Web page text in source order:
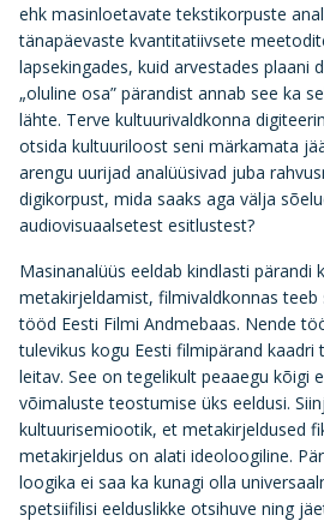
ehk masinloetavate tekstikorpuste
tänapäevaste kvantitatiivsete
lapsekingades, kuid arvestades plaani
„oluline osa” pärandist annab see ka
lähte. Terve kultuurivaldkonna
otsida kultuuriloost seni märkamata
arengu uurijad analüüsivad juba
digikorpust, mida saaks aga välja
audiovisuaalsetest esitlustest?
Masinanalüüs eeldab kindlasti pärandi
metakirjeldamist, filmivaldkonnas teeb
tööd Eesti Filmi Andmebaas. Nende
tulevikus kogu Eesti filmipärand kaadri
leitav. See on tegelikult peaaegu kõigi
võimaluste teostumise üks eeldusi.
kultuurisemiootik, et metakirjeldused
metakirjeldus on alati ideoloogiline.
loogika ei saa ka kunagi olla
spetsiifilisi eelduslikke otsihuve ning